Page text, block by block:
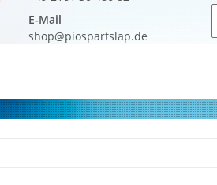
E-Mail
shop@piospartslap.de